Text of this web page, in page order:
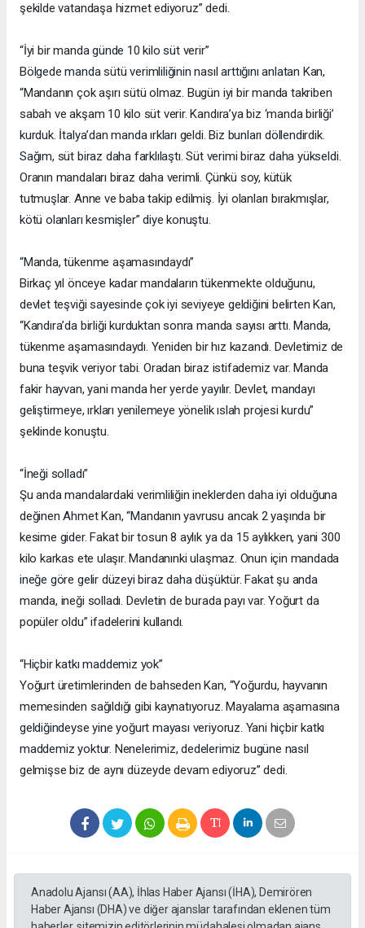
şekilde vatandaşa hizmet ediyoruz” dedi.
“İyi bir manda günde 10 kilo süt verir”
Bölgede manda sütü verimliliğinin nasıl arttığını anlatan Kan,
“Mandanın çok aşırı sütü olmaz. Bugün iyi bir manda takriben
sabah ve akşam 10 kilo süt verir. Kandıra’ya biz ‘manda birliği’
kurduk. İtalya’dan manda ırkları geldi. Biz bunları döllendirdik.
Sağım, süt biraz daha farklılaştı. Süt verimi biraz daha yükseldi.
Oranın mandaları biraz daha verimli. Çünkü soy, kütük
tutmuşlar. Anne ve baba takip edilmiş. İyi olanları bırakmışlar,
kötü olanları kesmişler” diye konuştu.
“Manda, tükenme aşamasındaydı”
Birkaç yıl önceye kadar mandaların tükenmekte olduğunu,
devlet teşviği sayesinde çok iyi seviyeye geldiğini belirten Kan,
“Kandıra’da birliği kurduktan sonra manda sayısı arttı. Manda,
tükenme aşamasındaydı. Yeniden bir hız kazandı. Devletimiz de
buna teşvik veriyor tabi. Oradan biraz istifademiz var. Manda
fakir hayvan, yani manda her yerde yayılır. Devlet, mandayı
geliştirmeye, ırkları yenilemeye yönelik ıslah projesi kurdu”
şeklinde konuştu.
“İneği solladı”
Şu anda mandalardaki verimliliğin ineklerden daha iyi olduğuna
değinen Ahmet Kan, “Mandanın yavrusu ancak 2 yaşında bir
kesime gider. Fakat bir tosun 8 aylık ya da 15 aylıkken, yani 300
kilo karkas ete ulaşır. Mandanınki ulaşmaz. Onun için mandada
ineğe göre gelir düzeyi biraz daha düşüktür. Fakat şu anda
manda, ineği solladı. Devletin de burada payı var. Yoğurt da
popüler oldu” ifadelerini kullandı.
“Hiçbir katkı maddemiz yok”
Yoğurt üretimlerinden de bahseden Kan, “Yoğurdu, hayvanın
memesinden sağıldığı gibi kaynatıyoruz. Mayalama aşamasına
geldiğindeyse yine yoğurt mayası veriyoruz. Yani hiçbir katkı
maddemiz yoktur. Nenelerimiz, dedelerimiz bugüne nasıl
gelmişse biz de aynı düzeyde devam ediyoruz” dedi.
Anadolu Ajansı (AA), İhlas Haber Ajansı (İHA), Demirören
Haber Ajansı (DHA) ve diğer ajanslar tarafından eklenen tüm